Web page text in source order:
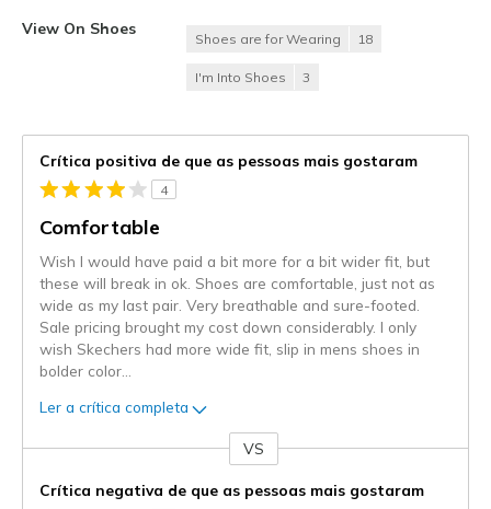
View On Shoes
Shoes are for Wearing 18
I'm Into Shoes 3
Crítica positiva de que as pessoas mais gostaram
4
Comfortable
Wish I would have paid a bit more for a bit wider fit, but
these will break in ok. Shoes are comfortable, just not as
wide as my last pair. Very breathable and sure-footed.
Sale pricing brought my cost down considerably. I only
wish Skechers had more wide fit, slip in mens shoes in
bolder color
Ler a crítica completa
VS
Crítica negativa de que as pessoas mais gostaram